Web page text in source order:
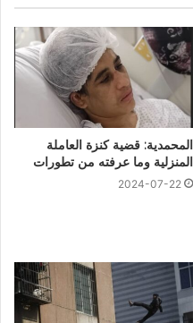
المحمدية: قضية كنزة العاملة
المنزلية وما عرفته من تطورات
2024-07-22